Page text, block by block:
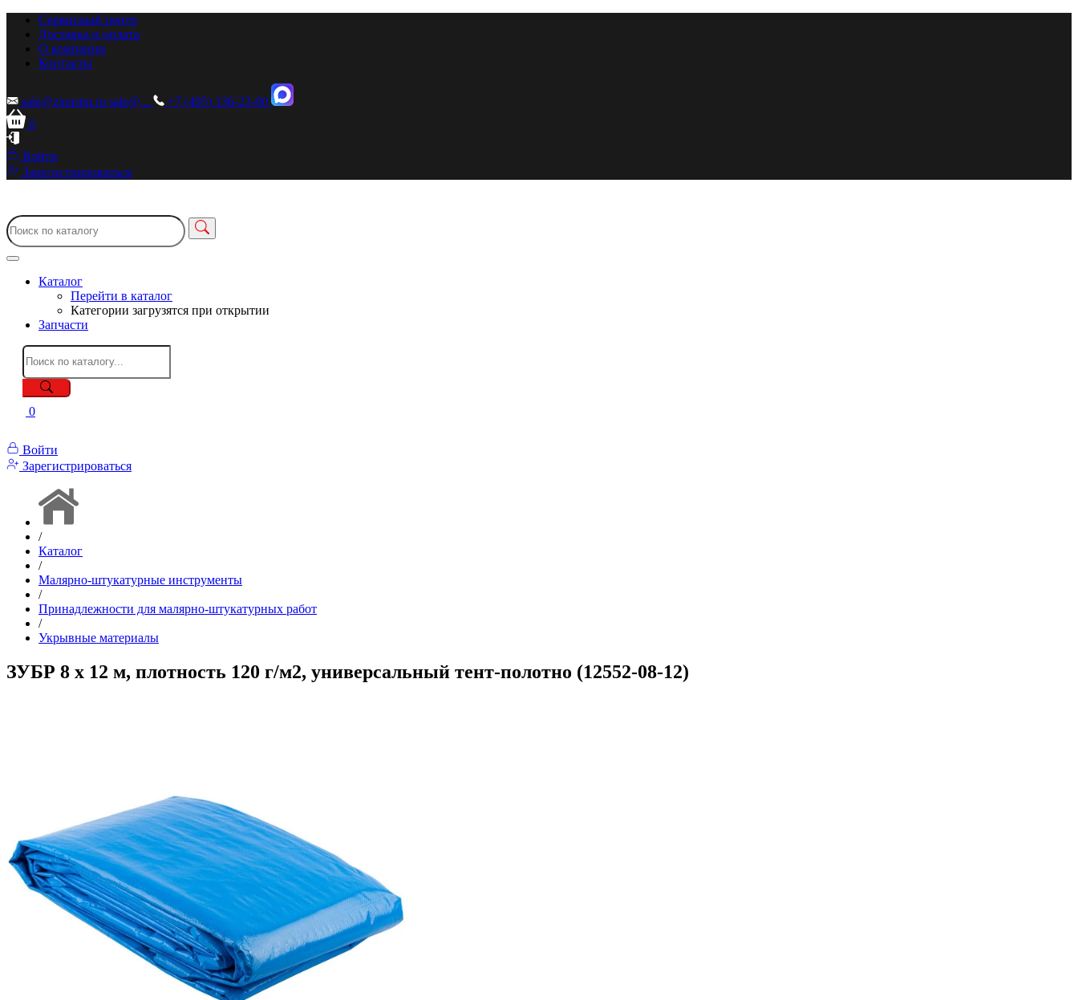
Сервисный центр
Доставка и оплата
О компании
Контакты
sale@zionstm.ru sale@...
+7 (495) 136-23-00
0
Войти
Зарегистрироваться
Каталог
Перейти в каталог
Категории загрузятся при открытии
Запчасти
0
Войти
Зарегистрироваться
/
Каталог
/
Малярно-штукатурные инструменты
/
Принадлежности для малярно-штукатурных работ
/
Укрывные материалы
ЗУБР 8 х 12 м, плотность 120 г/м2, универсальный тент-полотно (12552-08-12)